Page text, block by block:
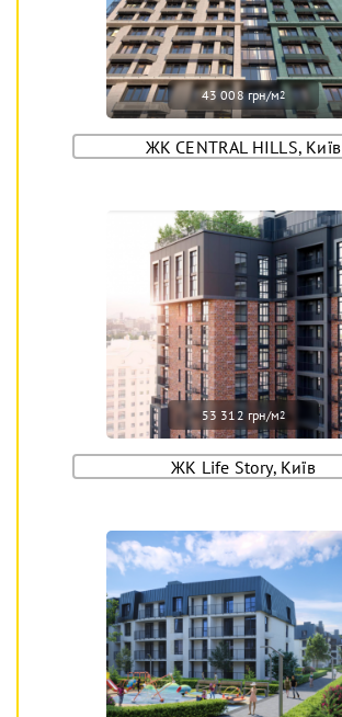
43 008 грн/м2
ЖК CENTRAL HILLS, Київ
53 312 грн/м2
ЖК Life Story, Київ